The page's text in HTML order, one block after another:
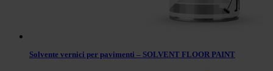
Solvente vernici per pavimenti – SOLVENT FLOOR PAINT